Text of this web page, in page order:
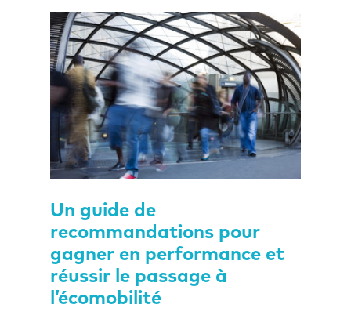
Un guide de
recommandations pour
gagner en performance et
réussir le passage à
l’écomobilité